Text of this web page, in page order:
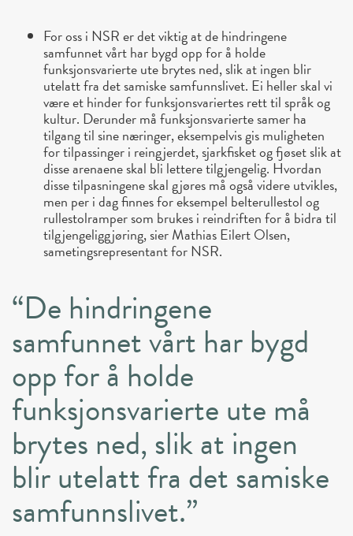
For oss i NSR er det viktig at de hindringene
samfunnet vårt har bygd opp for å holde
funksjonsvarierte ute brytes ned, slik at ingen blir
utelatt fra det samiske samfunnslivet. Ei heller skal vi
være et hinder for funksjonsvariertes rett til språk og
kultur. Derunder må funksjonsvarierte samer ha
tilgang til sine næringer, eksempelvis gis muligheten
for tilpassinger i reingjerdet, sjarkfisket og fjøset slik at
disse arenaene skal bli lettere tilgjengelig. Hvordan
disse tilpasningene skal gjøres må også videre utvikles,
men per i dag finnes for eksempel belterullestol og
rullestolramper som brukes i reindriften for å bidra til
tilgjengeliggjøring, sier Mathias Eilert Olsen,
sametingsrepresentant for NSR.
“De hindringene
samfunnet vårt har bygd
opp for å holde
funksjonsvarierte ute må
brytes ned, slik at ingen
blir utelatt fra det samiske
samfunnslivet.”